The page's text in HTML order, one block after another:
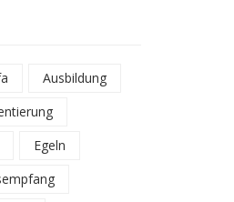
Ausbildung
Egeln